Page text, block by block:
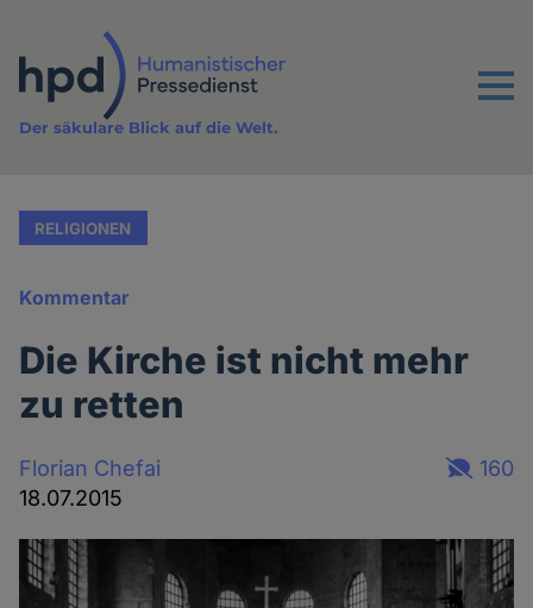
Inhalt
Menu
Der säkulare Blick auf die Welt.
RELIGIONEN
Kommentar
Die Kirche ist nicht mehr
zu retten
Florian Chefai
18.07.2015
160